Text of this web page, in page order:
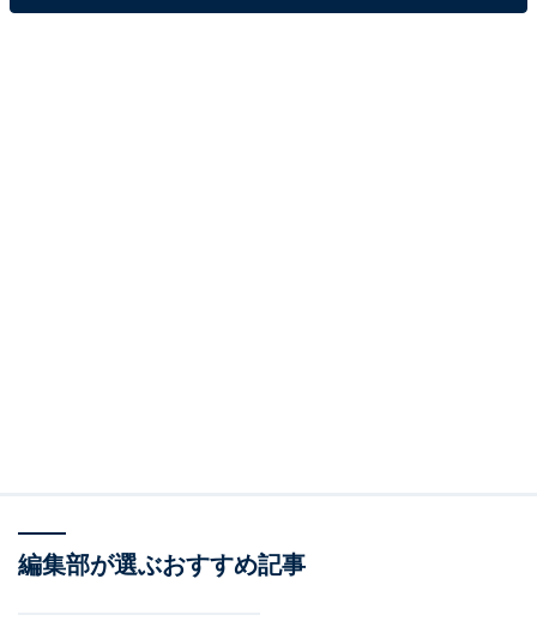
るAll About発のニュースメディアです。お金や仕事、恋愛、ITに関
する疑問に対して専門家が分かりやすく回答するほか、エンタメ情
報やSNSで話題のトピックスを紹介しています。
編集部が選ぶおすすめ記事